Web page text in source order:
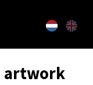
artwork